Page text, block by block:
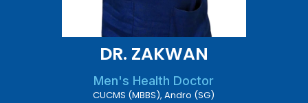
DR. ZAKWAN
Men's Health Doctor
CUCMS (MBBS), Andro (SG)